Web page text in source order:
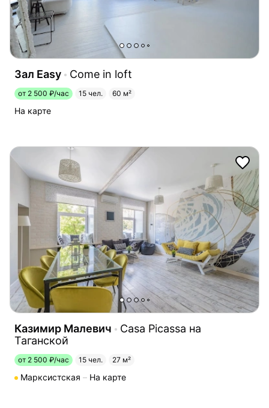
Зал Easy Come in loft
от 2 500 ₽/час 15 чел. 60 м²
На карте
Казимир Малевич
Casa Picassa на
Таганской
от 2 500 ₽/час 15 чел. 27 м²
Марксистская На карте